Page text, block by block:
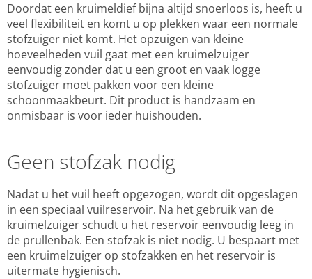
Doordat een kruimeldief bijna altijd snoerloos is, heeft u
veel flexibiliteit en komt u op plekken waar een normale
stofzuiger niet komt. Het opzuigen van kleine
hoeveelheden vuil gaat met een kruimelzuiger
eenvoudig zonder dat u een groot en vaak logge
stofzuiger moet pakken voor een kleine
schoonmaakbeurt. Dit product is handzaam en
onmisbaar is voor ieder huishouden.
Geen stofzak nodig
Nadat u het vuil heeft opgezogen, wordt dit opgeslagen
in een speciaal vuilreservoir. Na het gebruik van de
kruimelzuiger schudt u het reservoir eenvoudig leeg in
de prullenbak. Een stofzak is niet nodig. U bespaart met
een kruimelzuiger op stofzakken en het reservoir is
uitermate hygienisch.